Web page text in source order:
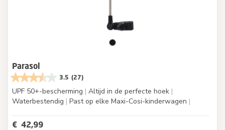
Parasol
3.5 (27)
UPF 50+-bescherming | Altijd in de perfecte hoek |
Waterbestendig | Past op elke Maxi-Cosi-kinderwagen |
€ 42,99